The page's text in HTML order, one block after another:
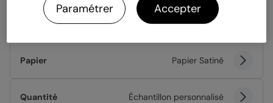
Format 12x17 cm plié
Papier Papier Satiné
Quantité Échantillon personnalisé
Paramétrer Accepter